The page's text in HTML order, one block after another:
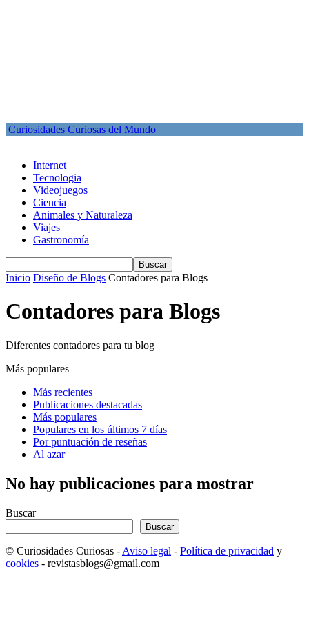
Curiosidades Curiosas del Mundo
Internet
Tecnologia
Videojuegos
Ciencia
Animales y Naturaleza
Viajes
Gastronomía
Inicio Diseño de Blogs Contadores para Blogs
Contadores para Blogs
Diferentes contadores para tu blog
Más populares
Más recientes
Publicaciones destacadas
Más populares
Populares en los últimos 7 días
Por puntuación de reseñas
Al azar
No hay publicaciones para mostrar
Buscar
Buscar
© Curiosidades Curiosas - Aviso legal - Política de privacidad y
cookies - revistasblogs@gmail.com